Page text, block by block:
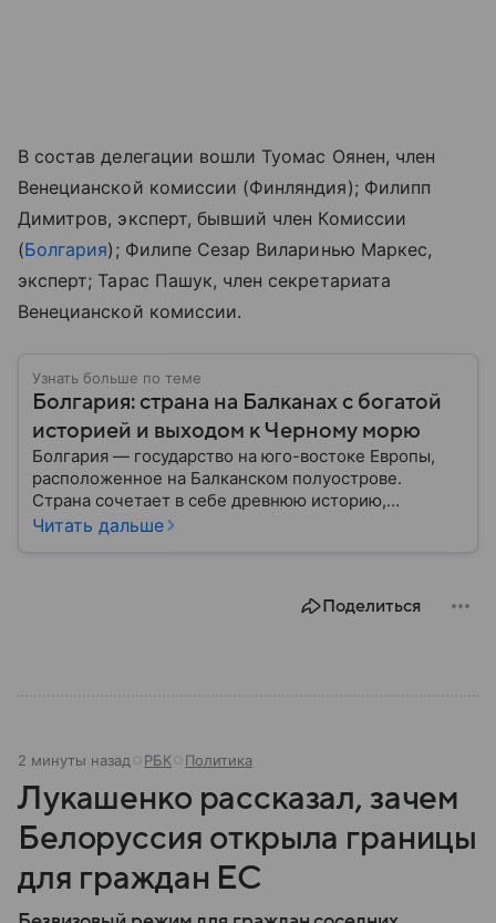
В состав делегации вошли Туомас Оянен, член
Венецианской комиссии (Финляндия); Филипп
Димитров, эксперт, бывший член Комиссии
(Болгария); Филипе Сезар Виларинью Маркес,
эксперт; Тарас Пашук, член секретариата
Венецианской комиссии.
Узнать больше по теме
Болгария: страна на Балканах с богатой
историей и выходом к Черному морю
Болгария — государство на юго-востоке Европы,
расположенное на Балканском полуострове.
Страна сочетает в себе древнюю историю,
разнообразную культуру и важное географическое
Читать дальше
Поделиться
2 минуты назад РБК Политика
Лукашенко рассказал, зачем
Белоруссия открыла границы
для граждан ЕС